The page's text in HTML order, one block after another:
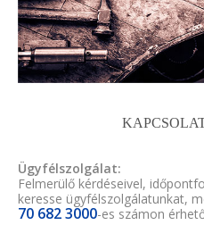
Ügyfélszolgálat:
Felmerülő kérdéseivel,
keresse ügyfélszolgálatunkat,
70 682 3000-es számon